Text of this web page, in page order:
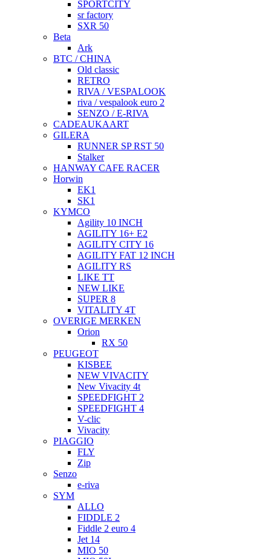
SPORTCITY
sr factory
SXR 50
Beta
Ark
BTC / CHINA
Old classic
RETRO
RIVA / VESPALOOK
riva / vespalook euro 2
SENZO / E-RIVA
CADEAUKAART
GILERA
RUNNER SP RST 50
Stalker
HANWAY CAFE RACER
Horwin
EK1
SK1
KYMCO
Agility 10 INCH
AGILITY 16+ E2
AGILITY CITY 16
AGILITY FAT 12 INCH
AGILITY RS
LIKE TT
NEW LIKE
SUPER 8
VITALITY 4T
OVERIGE MERKEN
Orion
RX 50
PEUGEOT
KISBEE
NEW VIVACITY
New Vivacity 4t
SPEEDFIGHT 2
SPEEDFIGHT 4
V-clic
Vivacity
PIAGGIO
FLY
Zip
Senzo
e-riva
SYM
ALLO
FIDDLE 2
Fiddle 2 euro 4
Jet 14
MIO 50